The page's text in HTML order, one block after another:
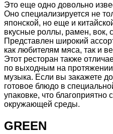
Это еще одно довольно
Оно специализируется не
японской, но еще и
вкусные роллы, рамен, вок,
Представлен широкий
как любителям мяса, так и
Этот ресторан также
по выходным на протяжении
музыка. Если вы закажете
готовое блюдо в
упаковке, что благоприятно
окружающей среды.
GREEN